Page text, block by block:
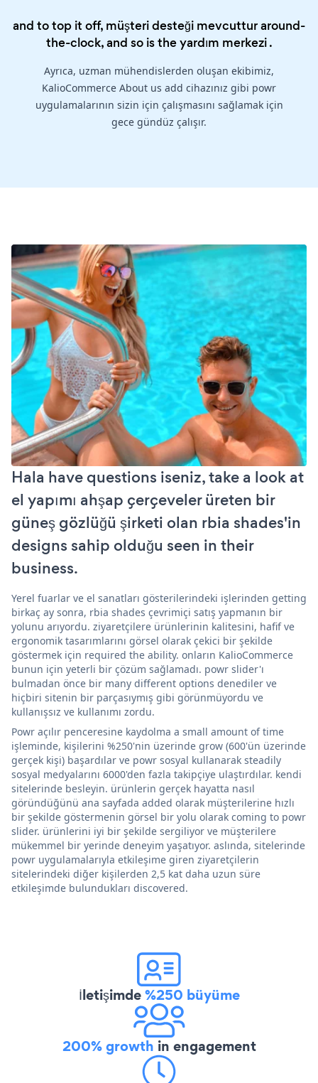
and to top it off, müşteri desteği mevcuttur around-
the-clock, and so is theyardım merkezi.
Ayrıca, uzman mühendislerden oluşan ekibimiz,
KalioCommerce About us add cihazınız gibi powr
uygulamalarının sizin için çalışmasını sağlamak için
gece gündüz çalışır.
Hala have questions iseniz, take a look at
el yapımı ahşap çerçeveler üreten bir
güneş gözlüğü şirketi olan rbia shades'in
designs sahip olduğu seen in their
business.
Yerel fuarlar ve el sanatları gösterilerindeki işlerinden getting
birkaç ay sonra, rbia shades çevrimiçi satış yapmanın bir
yolunu arıyordu. ziyaretçilere ürünlerinin kalitesini, hafif ve
ergonomik tasarımlarını görsel olarak çekici bir şekilde
göstermek için required the ability. onların KalioCommerce
bunun için yeterli bir çözüm sağlamadı. powr slider'ı
bulmadan önce bir many different options denediler ve
hiçbiri sitenin bir parçasıymış gibi görünmüyordu ve
kullanışsız ve kullanımı zordu.
Powr açılır penceresine kaydolma a small amount of time
işleminde, kişilerini %250'nin üzerinde grow (600'ün üzerinde
gerçek kişi) başardılar ve powr sosyal kullanarak steadily
sosyal medyalarını 6000'den fazla takipçiye ulaştırdılar. kendi
sitelerinde besleyin. ürünlerin gerçek hayatta nasıl
göründüğünü ana sayfada added olarak müşterilerine hızlı
bir şekilde göstermenin görsel bir yolu olarak coming to powr
slider. ürünlerini iyi bir şekilde sergiliyor ve müşterilere
mükemmel bir yerinde deneyim yaşatıyor. aslında, sitelerinde
powr uygulamalarıyla etkileşime giren ziyaretçilerin
sitelerindeki diğer kişilerden 2,5 kat daha uzun süre
etkileşimde bulundukları discovered.
İletişimde%250 büyüme
200% growth in engagement